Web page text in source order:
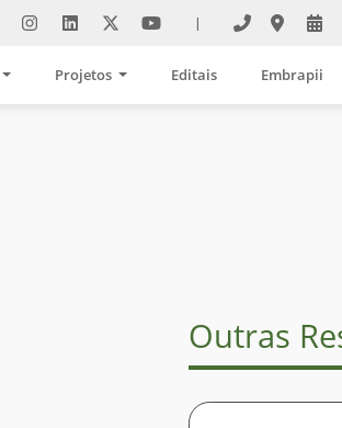
|
Projetos Editais Embrapii
Outras